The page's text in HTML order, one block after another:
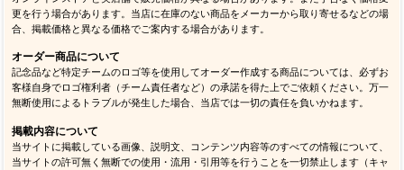
更を行う場合があります。当店に在庫のない商品をメーカーから取り寄せるなどの場
合、掲載価格と異なる価格でご案内する場合があります。
オーダー商品について
記念品など特定チームのロゴ等を使用してオーダー作成する商品については、必ずお
客様自身でロゴ権利者（チーム責任者など）の承諾を得た上でご依頼ください。万一
無断使用によるトラブルが発生した場合、当店では一切の責任を負いかねます。
掲載内容について
当サイトに掲載している画像、説明文、コンテンツ内容等のすべての情報について、
当サイトの許可無く無断での使用・流用・引用等を行うことを一切禁止します（キャ